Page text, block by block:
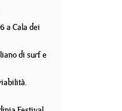
a Cala dei
di surf e